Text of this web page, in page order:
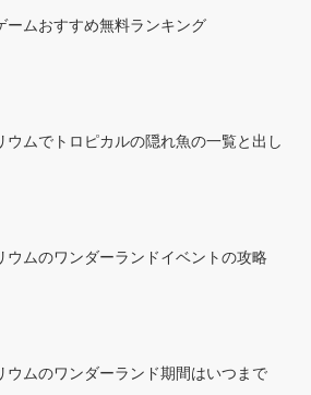
ームおすすめ無料ランキング
ウムでトロピカルの隠れ魚の一覧と出し
ウムのワンダーランドイベントの攻略
ウムのワンダーランド期間はいつまで